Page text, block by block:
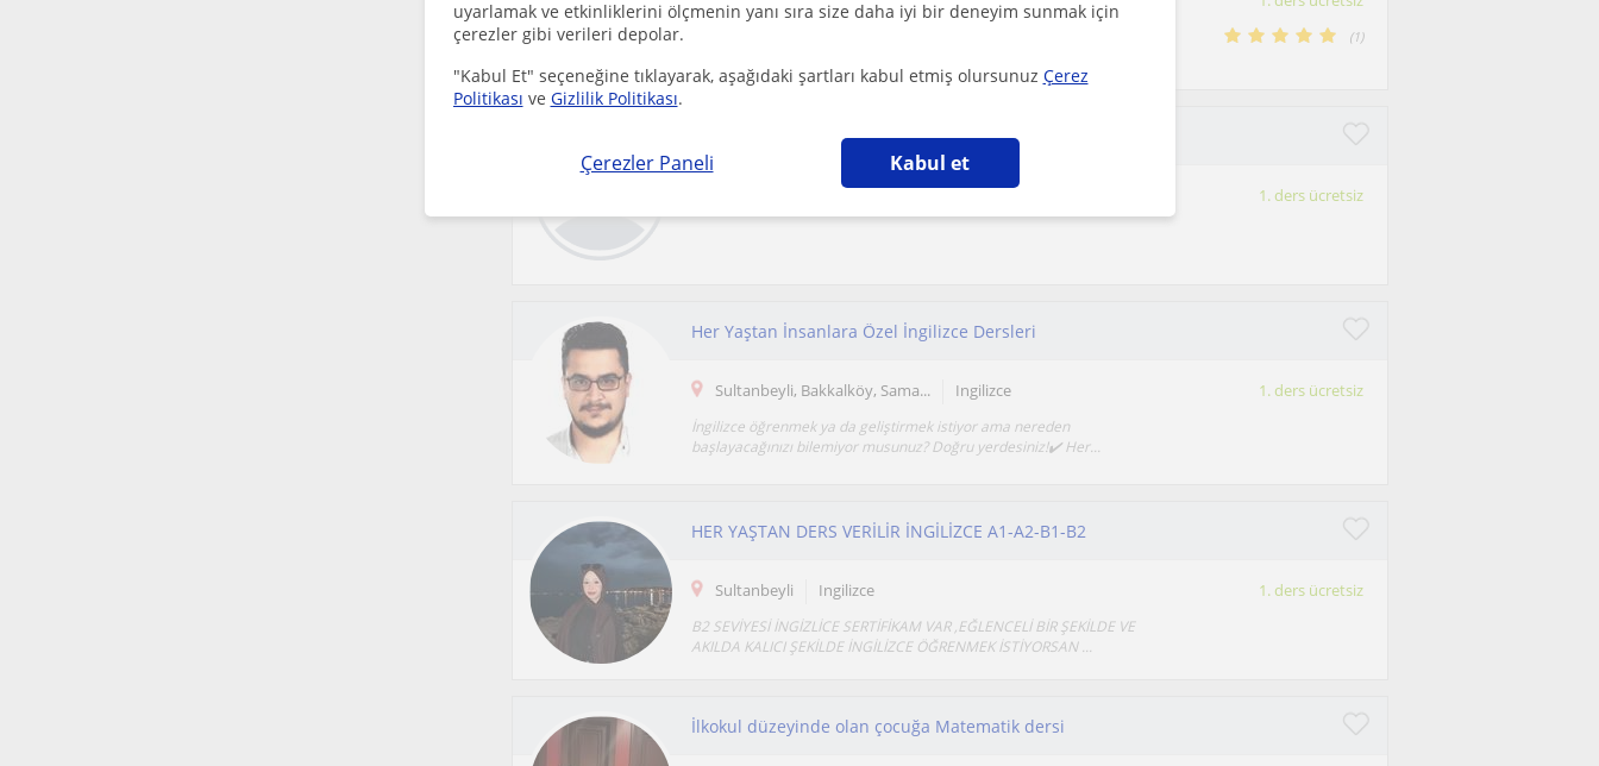
uyarlamak ve etkinliklerini ölçmenin yanı sıra size daha iyi bir deneyim sunmak için
çerezler gibi verileri depolar.
"Kabul Et" seçeneğine tıklayarak, aşağıdaki şartları kabul etmiş olursunuz Çerez
Politikası ve Gizlilik Politikası.
Çerezler Paneli Kabul et
(1)
Boğaziçi öğrencisi olarak uygun fiyatlı matematik dersi
Matematik 1. ders ücretsiz
Her Yaştan İnsanlara Özel İngilizce Dersleri
Sultanbeyli, Bakkalköy, Sama... Ingilizce 1. ders ücretsiz
İngilizce öğrenmek ya da geliştirmek istiyor ama nereden
başlayacağınızı bilemiyor musunuz? Doğru yerdesiniz!✔️ Her...
HER YAŞTAN DERS VERİLİR İNGİLİZCE A1-A2-B1-B2
Sultanbeyli Ingilizce 1. ders ücretsiz
B2 SEVİYESİ İNGİZLİCE SERTİFİKAM VAR ,EĞLENCELİ BİR ŞEKİLDE VE
AKILDA KALICI ŞEKİLDE İNGİLİZCE ÖĞRENMEK İSTİYORSAN ...
İlkokul düzeyinde olan çocuğa Matematik dersi